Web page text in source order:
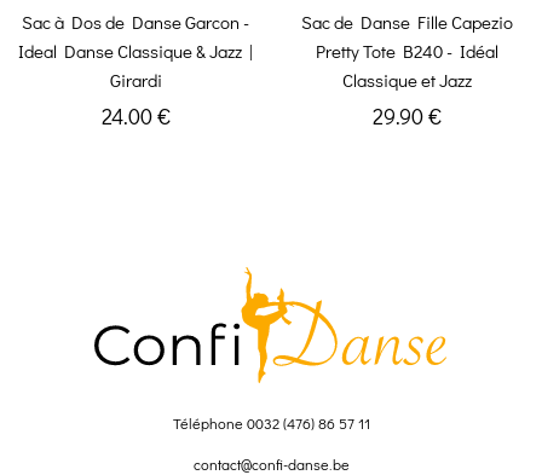
Sac à Dos de Danse Garcon -
Ideal Danse Classique & Jazz |
Girardi
24.00 €
Sac de Danse Fille Capezio
Pretty Tote B240 - Idéal
Classique et Jazz
29.90 €
Téléphone 0032 (476) 86 57 11
contact@confi-danse.be